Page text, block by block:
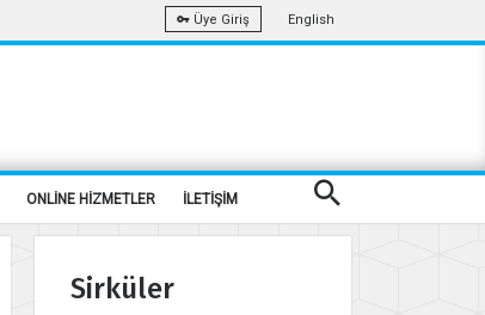
Üye Giriş English
ONLİNE HİZMETLER İLETİŞİM
Sirküler